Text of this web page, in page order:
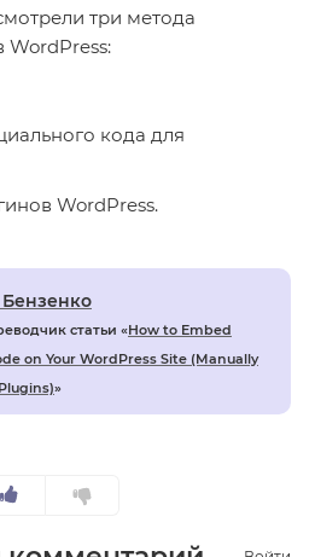
три метода
WordPress:
кода для
WordPress.
статьи «How to Embed
on Your WordPress Site (Manually
»